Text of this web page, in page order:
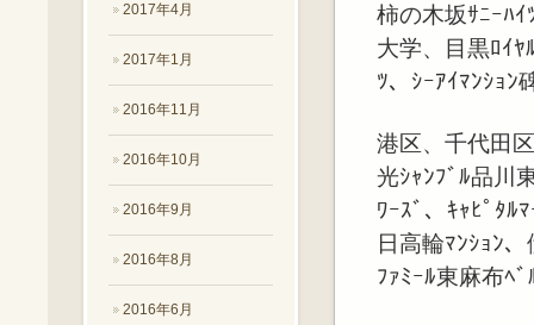
2017年4月
2017年1月
2016年11月
2016年10月
2016年9月
2016年8月
2016年6月
柿の木坂ｻﾆｰﾊ
大学、目黒ﾛｲﾔ
ﾂ、ｼｰｱｲﾏﾝｼｮﾝ
港区、千代田区
光ｼｬﾝﾌﾞﾙ品川
ﾜｰｽﾞ、ｷｬﾋﾟﾀﾙ
日高輪ﾏﾝｼｮﾝ
ﾌｧﾐｰﾙ東麻布ﾍ